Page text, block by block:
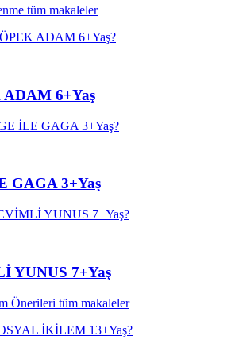
tüm makaleler
6+Yaş
GAGA 3+Yaş
YUNUS 7+Yaş
Önerileri tüm makaleler